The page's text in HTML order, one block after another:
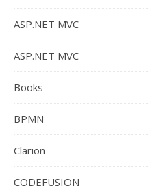
ASP.NET MVC
ASP.NET MVC
Books
BPMN
Clarion
CODEFUSION